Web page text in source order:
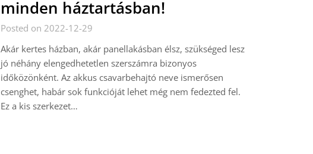
minden háztartásban!
Posted on 2022-12-29
Akár kertes házban, akár panellakásban élsz, szükséged lesz
jó néhány elengedhetetlen szerszámra bizonyos
időközönként. Az akkus csavarbehajtó neve ismerősen
csenghet, habár sok funkcióját lehet még nem fedezted fel.
Ez a kis szerkezet…